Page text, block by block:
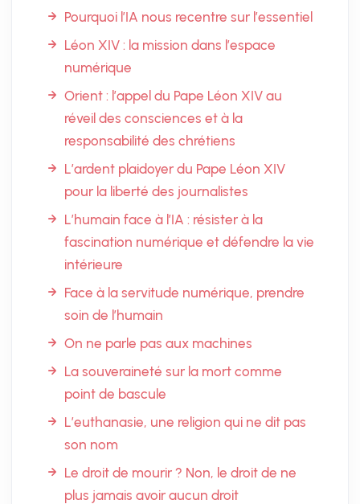
Pourquoi l’IA nous recentre sur l’essentiel
Léon XIV : la mission dans l’espace
numérique
Orient : l’appel du Pape Léon XIV au
réveil des consciences et à la
responsabilité des chrétiens
L’ardent plaidoyer du Pape Léon XIV
pour la liberté des journalistes
L’humain face à l’IA : résister à la
fascination numérique et défendre la vie
intérieure
Face à la servitude numérique, prendre
soin de l’humain
On ne parle pas aux machines
La souveraineté sur la mort comme
point de bascule
L’euthanasie, une religion qui ne dit pas
son nom
Le droit de mourir ? Non, le droit de ne
plus jamais avoir aucun droit